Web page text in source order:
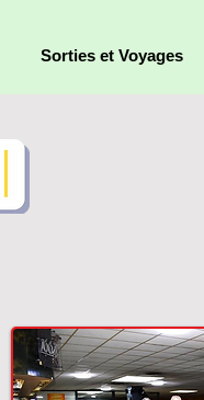
Sorties et Voyages